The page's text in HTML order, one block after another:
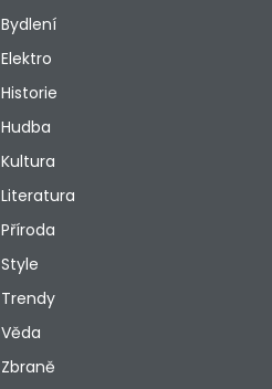
Bydlení
Elektro
Historie
Hudba
Kultura
Literatura
Příroda
Style
Trendy
Věda
Zbraně